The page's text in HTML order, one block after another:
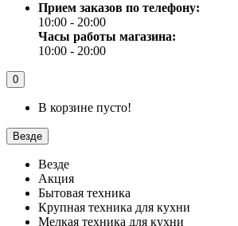
Прием заказов по телефону:
10:00 - 20:00
Часы работы магазина:
10:00 - 20:00
0
В корзине пусто!
Везде
Везде
Акция
Бытовая техника
Крупная техника для кухни
Мелкая техника для кухни